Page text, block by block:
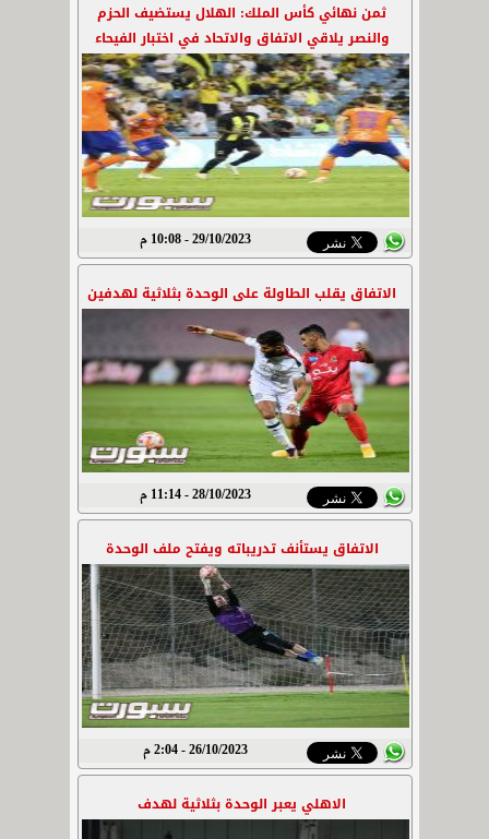
ثمن نهائي كأس الملك: الهلال يستضيف الحزم
والنصر يلاقي الاتفاق والاتحاد في اختبار الفيحاء
29/10/2023 - 10:08 م
الاتفاق يقلب الطاولة على الوحدة بثلاثية لهدفين
28/10/2023 - 11:14 م
الاتفاق يستأنف تدريباته ويفتح ملف الوحدة
26/10/2023 - 2:04 م
الاهلي يعبر الوحدة بثلاثية لهدف